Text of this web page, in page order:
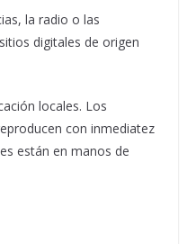
la radio o las
digitales de origen
locales. Los
con inmediatez
están en manos de